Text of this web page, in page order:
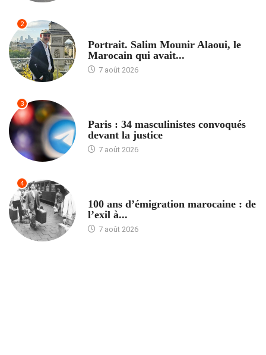
2
Portrait. Salim Mounir Alaoui, le
Marocain qui avait...
7 août 2026
3
Paris : 34 masculinistes convoqués
devant la justice
7 août 2026
4
100 ans d’émigration marocaine : de
l’exil à...
7 août 2026